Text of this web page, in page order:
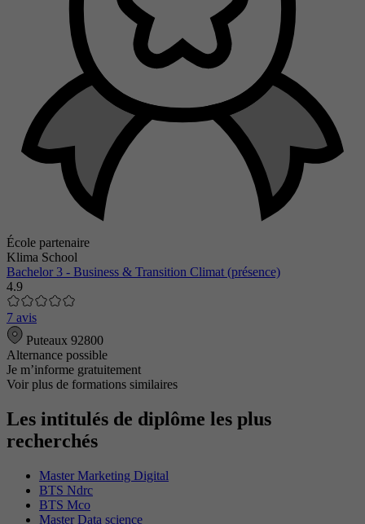
École partenaire
Klima School
Bachelor 3 - Business & Transition Climat (présence)
4.9
7 avis
Puteaux 92800
Alternance possible
Je m’informe gratuitement
Voir plus de formations similaires
Les intitulés de diplôme les plus
recherchés
Master Marketing Digital
BTS Ndrc
BTS Mco
Master Data science